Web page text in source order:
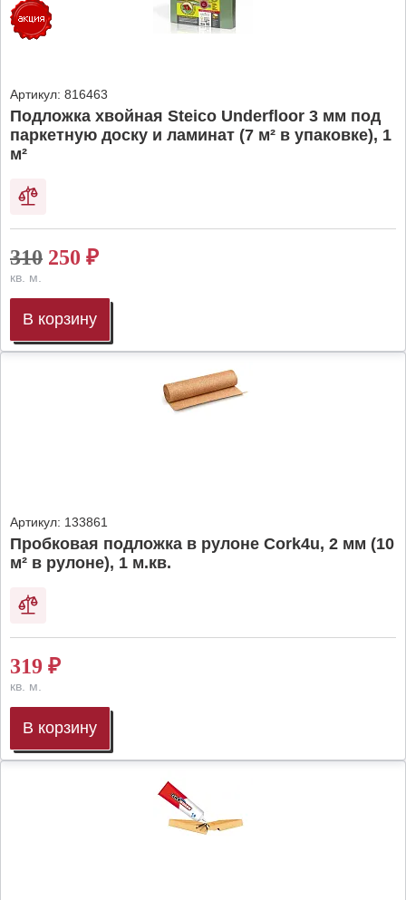
Артикул: 816463
Подложка хвойная Steico Underfloor 3 мм под
паркетную доску и ламинат (7 м² в упаковке), 1
м²
310 250 ₽
кв. м.
В корзину
Артикул: 133861
Пробковая подложка в рулоне Cork4u, 2 мм (10
м² в рулоне), 1 м.кв.
319 ₽
кв. м.
В корзину